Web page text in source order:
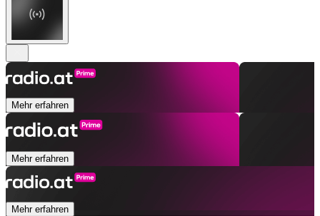
Mehr erfahren
Mehr erfahren
Mehr erfahren